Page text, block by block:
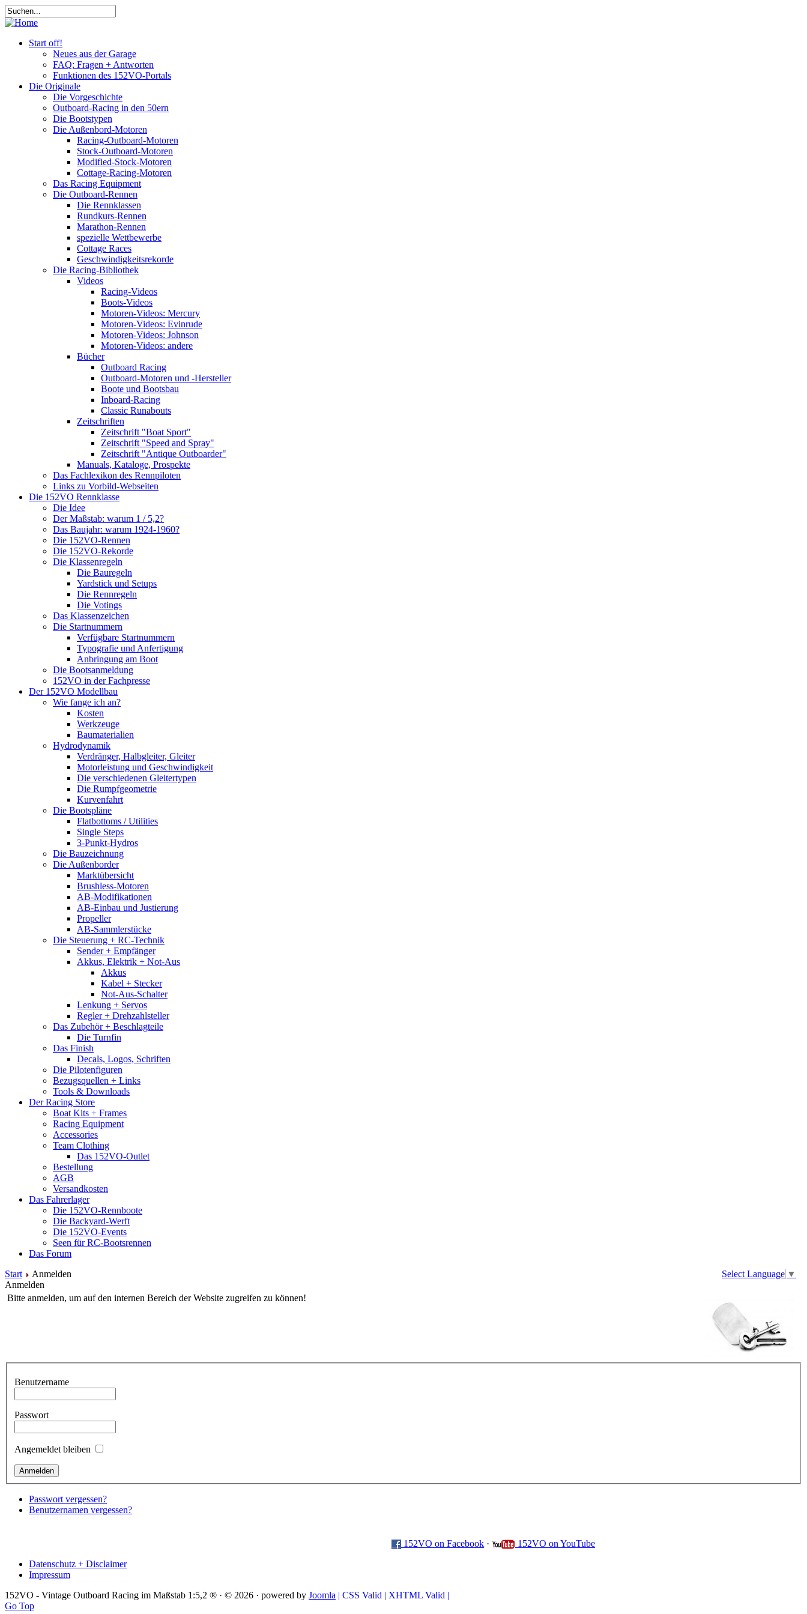
Start off!
Neues aus der Garage
FAQ: Fragen + Antworten
Funktionen des 152VO-Portals
Die Originale
Die Vorgeschichte
Outboard-Racing in den 50ern
Die Bootstypen
Die Außenbord-Motoren
Racing-Outboard-Motoren
Stock-Outboard-Motoren
Modified-Stock-Motoren
Cottage-Racing-Motoren
Das Racing Equipment
Die Outboard-Rennen
Die Rennklassen
Rundkurs-Rennen
Marathon-Rennen
spezielle Wettbewerbe
Cottage Races
Geschwindigkeitsrekorde
Die Racing-Bibliothek
Videos
Racing-Videos
Boots-Videos
Motoren-Videos: Mercury
Motoren-Videos: Evinrude
Motoren-Videos: Johnson
Motoren-Videos: andere
Bücher
Outboard Racing
Outboard-Motoren und -Hersteller
Boote und Bootsbau
Inboard-Racing
Classic Runabouts
Zeitschriften
Zeitschrift "Boat Sport"
Zeitschrift "Speed and Spray"
Zeitschrift "Antique Outboarder"
Manuals, Kataloge, Prospekte
Das Fachlexikon des Rennpiloten
Links zu Vorbild-Webseiten
Die 152VO Rennklasse
Die Idee
Der Maßstab: warum 1 / 5,2?
Das Baujahr: warum 1924-1960?
Die 152VO-Rennen
Die 152VO-Rekorde
Die Klassenregeln
Die Bauregeln
Yardstick und Setups
Die Rennregeln
Die Votings
Das Klassenzeichen
Die Startnummern
Verfügbare Startnummern
Typografie und Anfertigung
Anbringung am Boot
Die Bootsanmeldung
152VO in der Fachpresse
Der 152VO Modellbau
Wie fange ich an?
Kosten
Werkzeuge
Baumaterialien
Hydrodynamik
Verdränger, Halbgleiter, Gleiter
Motorleistung und Geschwindigkeit
Die verschiedenen Gleitertypen
Die Rumpfgeometrie
Kurvenfahrt
Die Bootspläne
Flatbottoms / Utilities
Single Steps
3-Punkt-Hydros
Die Bauzeichnung
Die Außenborder
Marktübersicht
Brushless-Motoren
AB-Modifikationen
AB-Einbau und Justierung
Propeller
AB-Sammlerstücke
Die Steuerung + RC-Technik
Sender + Empfänger
Akkus, Elektrik + Not-Aus
Akkus
Kabel + Stecker
Not-Aus-Schalter
Lenkung + Servos
Regler + Drehzahlsteller
Das Zubehör + Beschlagteile
Die Turnfin
Das Finish
Decals, Logos, Schriften
Die Pilotenfiguren
Bezugsquellen + Links
Tools & Downloads
Der Racing Store
Boat Kits + Frames
Racing Equipment
Accessories
Team Clothing
Das 152VO-Outlet
Bestellung
AGB
Versandkosten
Das Fahrerlager
Die 152VO-Rennboote
Die Backyard-Werft
Die 152VO-Events
Seen für RC-Bootsrennen
Das Forum
Start
Anmelden Select Language ▼
Anmelden
Bitte anmelden, um auf den internen Bereich der Website zugreifen zu können!
Benutzername
Passwort
Angemeldet bleiben
Passwort vergessen?
Benutzernamen vergessen?
152VO on Facebook · 152VO on YouTube
Datenschutz + Disclaimer
Impressum
152VO - Vintage Outboard Racing im Maßstab 1:5,2 ® · © 2026 · powered by Joomla | CSS Valid | XHTML Valid |
Go Top